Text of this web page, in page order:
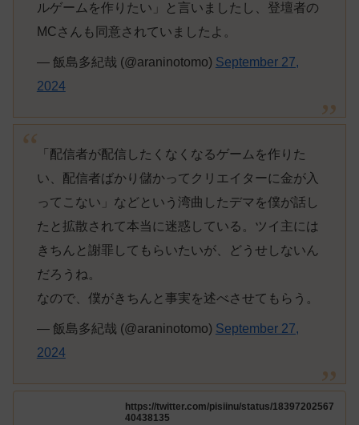
ルゲームを作りたい」と言いましたし、登壇者の
MCさんも同意されていましたよ。
— 飯島多紀哉 (@araninotomo) September 27,
2024
「配信者が配信したくなくなるゲームを作りた
い、配信者ばかり儲かってクリエイターに金が入
ってこない」などという湾曲したデマを僕が話し
たと拡散されて本当に迷惑している。ツイ主には
きちんと謝罪してもらいたいが、どうせしないん
だろうね。
なので、僕がきちんと事実を述べさせてもらう。
— 飯島多紀哉 (@araninotomo) September 27,
2024
https://twitter.com/pisiinu/status/18397202567
40438135